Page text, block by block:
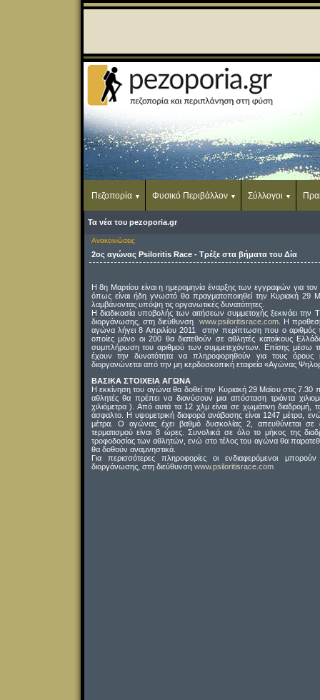
Πεζοπορία Φυσικό Περιβάλλον Σύλλογοι
Τα νέα του pezoporia.gr
Ανακοινώσεις
2ος αγώνας Psiloritis Race - Τρέξε στα βήματα του Δία
Η 8η Μαρτίου είναι η ημερομηνία έναρξης των εγγραφών για
όπως είναι ήδη γνωστό θα πραγματοποιηθεί την Κυριακή 29
λαμβάνοντας υπόψη τις οργανωτικές δυνατότητες.
Η διαδικασία υποβολής των αιτήσεων συμμετοχής ξεκινάει την
διοργάνωσης, στη διεύθυνση www.psiloritisrace.com. Η
αγώνα λήγει 8 Απριλίου 2011 στην περίπτωση που ο αριθμός
οποίες μόνο οι 200 θα διατεθούν σε αθλητές κατοίκους
συμπλήρωση του αριθμού των συμμετεχόντων. Επίσης μέσω της
έχουν την δυνατότητα να πληροφορηθούν για τους
διοργανώνεται από την μη κερδοσκοπική εταιρεία «Αγώνας
ΒΑΣΙΚΑ ΣΤΟΙΧΕΙΑ ΑΓΩΝΑ
Η εκκίνηση του αγώνα θα δοθεί την Κυριακή 29 Μαϊου στις 7.30
αθλητές θα πρέπει να διανύσουν μια απόσταση τριάντα
χιλιόμετρα ). Από αυτά τα 12 χλμ είναι σε χωμάτινη
άσφαλτο. Η υψομετρική διαφορά ανάβασης είναι 1247 μέτρα,
μέτρα. Ο αγώνας έχει βαθμό δυσκολίας 2, απευθύνεται σε
τερματισμού είναι 8 ώρες. Συνολικά σε όλο το μήκος της
τροφοδοσίας των αθλητών, ενώ στο τέλος του αγώνα θα
θα δοθούν αναμνηστικά.
Για περισσότερες πληροφορίες οι ενδιαφερόμενοι
διοργάνωσης, στη διεύθυνση www.psiloritisrace.com